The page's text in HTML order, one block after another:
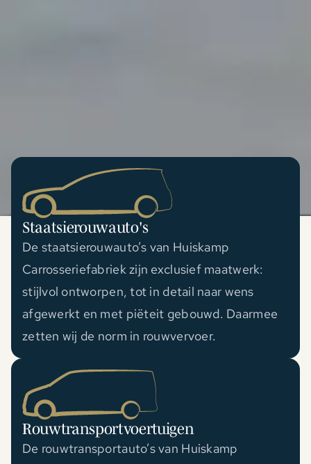
Staatsierouwauto's
De staatsierouwauto’s van Huiskamp
Carrosseriefabriek zijn exclusief maatwerk:
stijlvol ontworpen, tot in detail naar wens
afgewerkt en met piëteit gebouwd. Daarmee
zetten wij de norm in rouwvervoer.
Rouwtransportvoertuigen
De rouwtransportauto’s van Huiskamp